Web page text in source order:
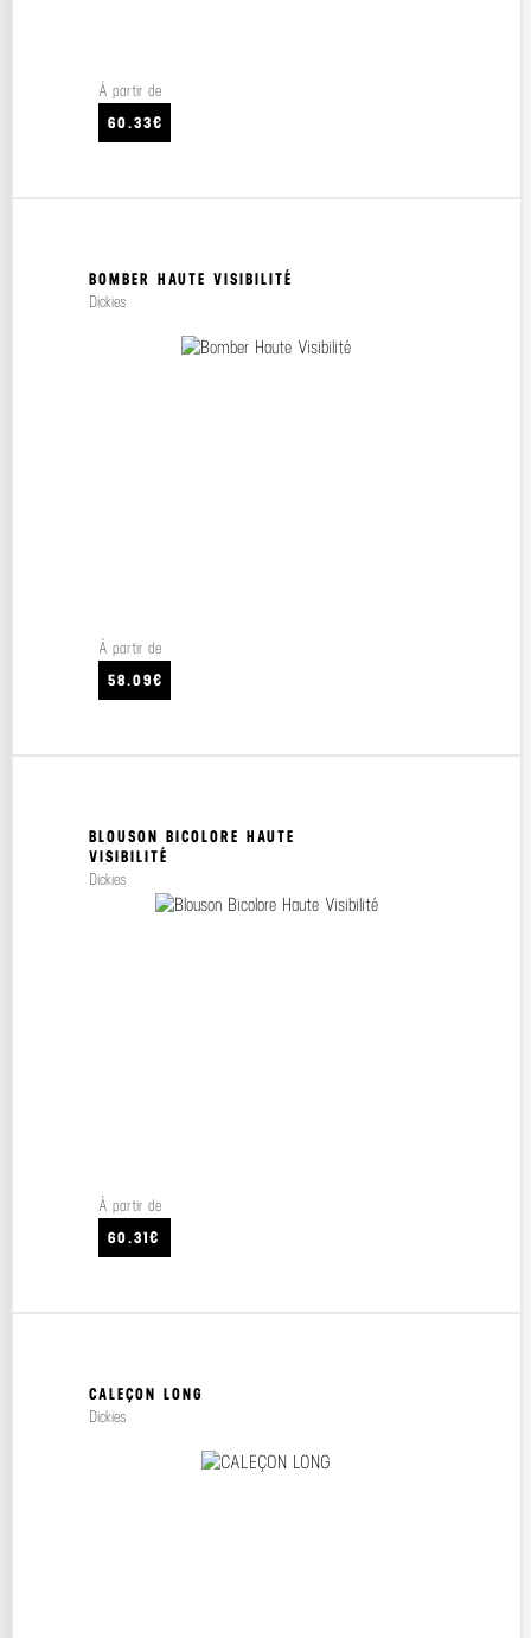
À partir de
60.33€
BOMBER HAUTE VISIBILITÉ
Dickies
À partir de
58.09€
BLOUSON BICOLORE HAUTE
VISIBILITÉ
Dickies
À partir de
60.31€
CALEÇON LONG
Dickies